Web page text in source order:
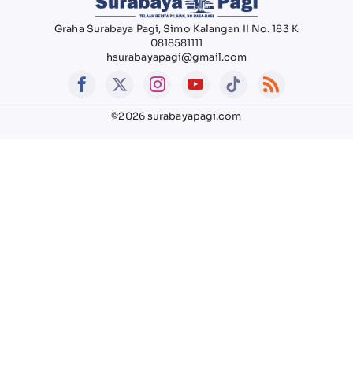
Graha Surabaya Pagi, Simo Kalangan II No. 183 K
0818581111
hsurabayapagi@gmail.com
©2026 surabayapagi.com